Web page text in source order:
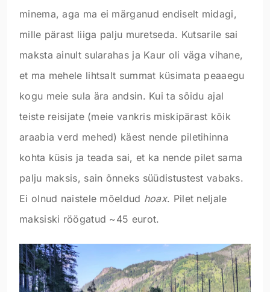
minema, aga ma ei märganud endiselt midagi,
mille pärast liiga palju muretseda. Kutsarile sai
maksta ainult sularahas ja Kaur oli väga vihane,
et ma mehele lihtsalt summat küsimata peaaegu
kogu meie sula ära andsin. Kui ta sõidu ajal
teiste reisijate (meie vankris miskipärast kõik
araabia verd mehed) käest nende piletihinna
kohta küsis ja teada sai, et ka nende pilet sama
palju maksis, sain õnneks süüdistustest vabaks.
Ei olnud naistele mõeldud hoax. Pilet neljale
maksiski röögatud ~45 eurot.